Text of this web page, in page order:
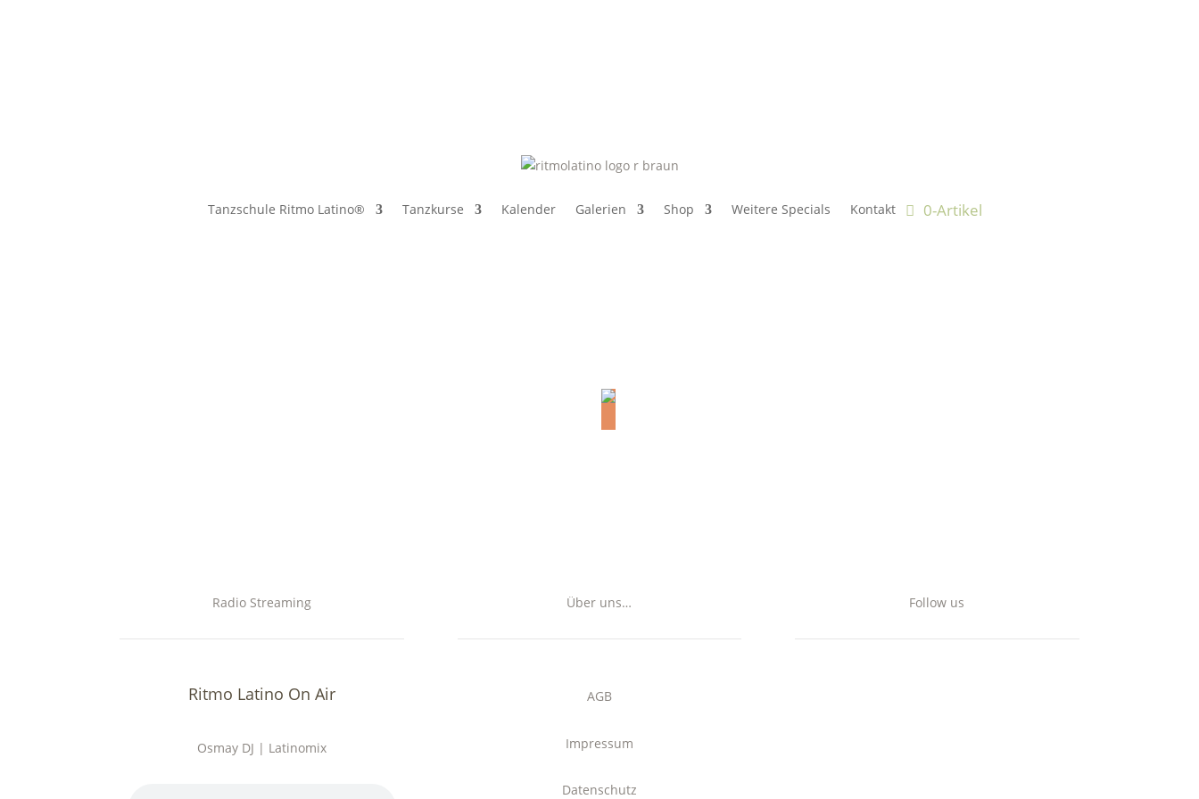
Tanzschule Ritmo Latino® Tanzkurse Kalender Galerien Shop Weitere Specials Kontakt 0-Artikel
Radio Streaming
Ritmo Latino On Air
Osmay DJ | Latinomix
Über uns…
AGB
Impressum
Datenschutz
Follow us